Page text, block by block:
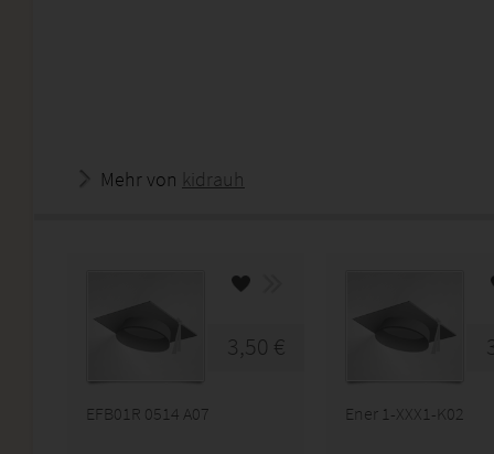
Mehr von kidrauh
3,50 €
EFB01R 0514 A07 Ener 1-XXX1-K02